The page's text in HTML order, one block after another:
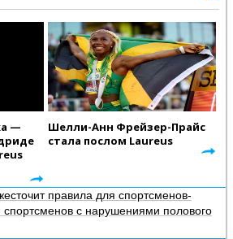
—
Шелли-Анн Фрейзер-Прайс
стала послом Laureus
правила для спортсменов-
спортсменов с нарушениями полового